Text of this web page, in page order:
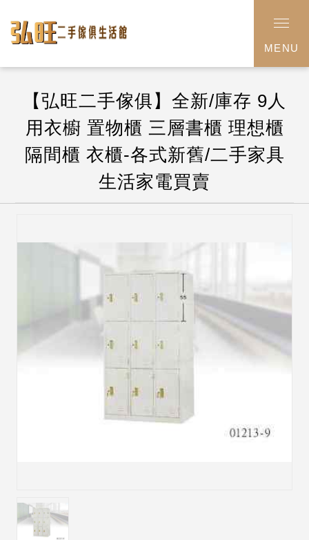
MENU
【弘旺二手傢俱】全新/庫存 9人
用衣櫥 置物櫃 三層書櫃 理想櫃
隔間櫃 衣櫃-各式新舊/二手家具
生活家電買賣